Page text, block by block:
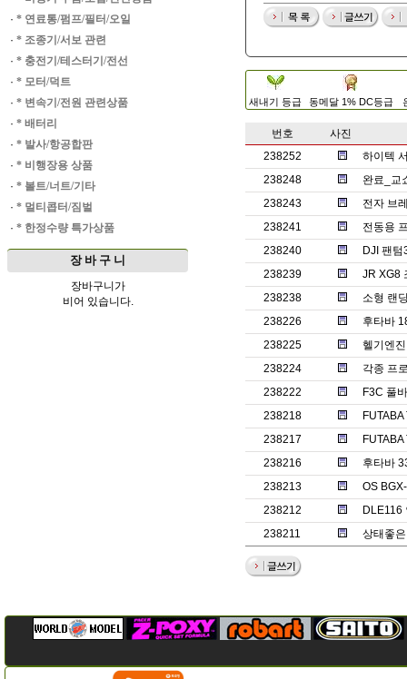
· * 연료통/펌프/필터/오일
· * 조종기/서보 관련
· * 충전기/테스터기/전선
· * 모터/덕트
· * 변속기/전원 관련상품
· * 배터리
· * 발사/항공합판
· * 비행장용 상품
· * 볼트/너트/기타
· * 멀티콥터/짐벌
· * 한정수량 특가상품
장 바 구 니
장바구니가
비어 있습니다.
새내기 등급 동메달 1% DC등급
번호
사진
238252
하이텍
238248
완료_교
238243
전자 브
238241
전동용
238240
DJI 팬
238239
JR XG8
238238
소형 랜
238226
후타바
238225
헬기엔
238224
각종 프
238222
F3C 풀
238218
238217
238216
후타바
238213
OS
238212
DLE116
238211
상태좋